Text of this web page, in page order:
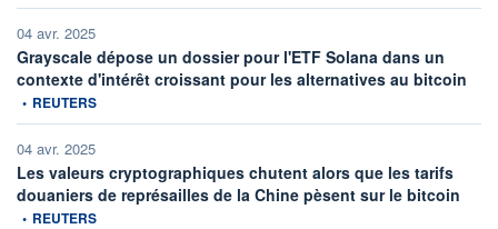
04 avr. 2025
Grayscale dépose un dossier pour l'ETF Solana dans un
contexte d'intérêt croissant pour les alternatives au bitcoin
• REUTERS
04 avr. 2025
Les valeurs cryptographiques chutent alors que les tarifs
douaniers de représailles de la Chine pèsent sur le bitcoin
• REUTERS